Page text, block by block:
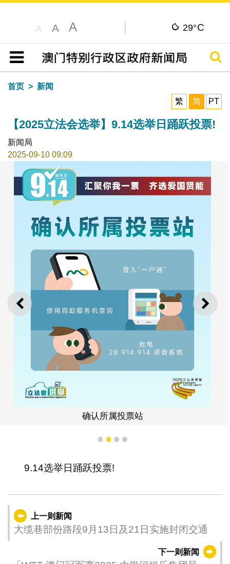
A A A 29°C
目录
搜寻
首页
新闻
繁
简 PT
【2025立法会选举】9.14选举日踊跃投票!
新闻局
2025-09-10 09:09
上一则 下一
确认所属投票站
1 2 3 4
9.14选举日踊跃投票!
上一则新闻
大缆巷部份路段9月13日及21日实施封闭交通
下一则新闻